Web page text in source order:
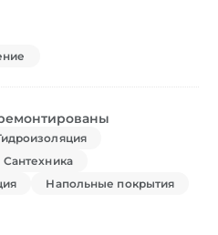
Сантехника
Напольные покрытия